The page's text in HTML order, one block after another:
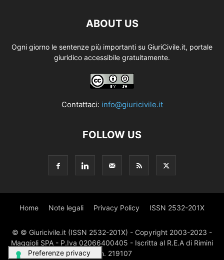
ABOUT US
Ogni giorno le sentenze più importanti su GiuriCivile.it, portale
giuridico accessibile gratuitamente.
Contattaci: info@giuricivile.it
FOLLOW US
Home Note legali Privacy Policy ISSN 2532-201X
© © Giuricivile.it (ISSN 2532-201X) - Copyright 2003-2023 -
Maggioli SPA - P.Iva 02066400405 - Iscritta al R.E.A di Rimini
al n. 219107